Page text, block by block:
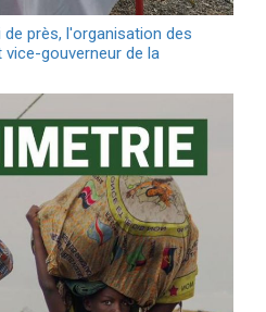
près, l'organisation des
gouverneur de la